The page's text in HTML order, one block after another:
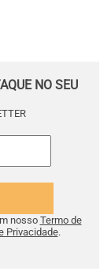
NO SEU
nosso Termo de
Privacidade.